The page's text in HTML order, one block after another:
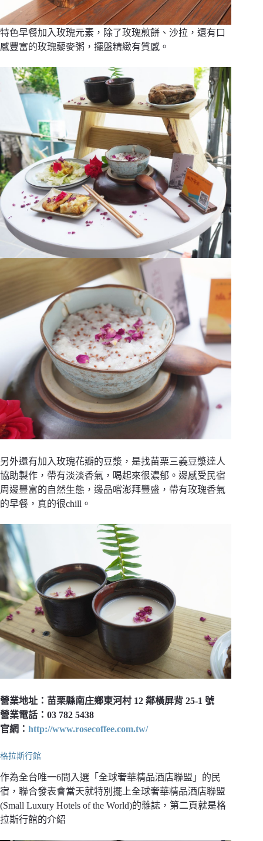
特色早餐加入玫瑰元素，除了玫瑰煎餅、沙拉，還有口
感豐富的玫瑰藜麥粥，擺盤精緻有質感。
另外還有加入玫瑰花瓣的豆漿，是找苗栗三義豆漿達人
協助製作，帶有淡淡香氣，喝起來很濃郁。邊感受民宿
周邊豐富的自然生態，邊品嚐澎拜豐盛，帶有玫瑰香氣
的早餐，真的很chill。
營業地址：苗栗縣南庄鄉東河村 12 鄰橫屏背 25-1 號
營業電話：03 782 5438
官網： http://www.rosecoffee.com.tw/
格拉斯行館
作為全台唯一6間入選「全球奢華精品酒店聯盟」的民
宿，聯合發表會當天就特別擺上全球奢華精品酒店聯盟
(Small Luxury Hotels of the World)的雜誌，第二頁就是格
拉斯行館的介紹